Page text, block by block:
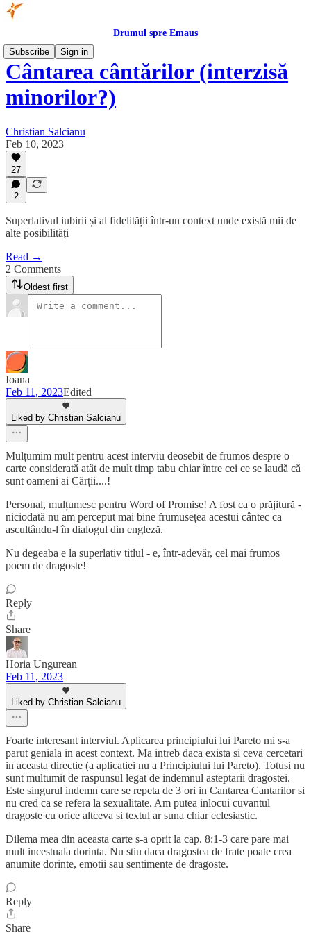
Drumul spre Emaus
Subscribe
Sign in
Cântarea cântărilor (interzisă
minorilor?)
Christian Salcianu
Feb 10, 2023
27
2
Superlativul iubirii și al fidelității într-un context unde există mii de
alte posibilități
Read →
2 Comments
Oldest first
Ioana
Feb 11, 2023Edited
Liked by Christian Salcianu
Mulțumim mult pentru acest interviu deosebit de frumos despre o
carte considerată atât de mult timp tabu chiar între cei ce se laudă că
sunt oameni ai Cărții....!
Personal, mulțumesc pentru Word of Promise! A fost ca o prăjitură -
niciodată nu am perceput mai bine frumusețea acestui cântec ca
ascultându-l în dialogul din engleză.
Nu degeaba e la superlativ titlul - e, într-adevăr, cel mai frumos
poem de dragoste!
Reply
Share
Horia Ungurean
Feb 11, 2023
Liked by Christian Salcianu
Foarte interesant interviul. Aplicarea principiului lui Pareto mi s-a
parut geniala in acest context. Ma intreb daca exista si ceva cercetari
in aceasta directie (a aplicatiei nu a Principiului lui Pareto). Totusi nu
sunt multumit de raspunsul legat de indemnul asteptarii dragostei.
Este singurul indemn care se repeta de 3 ori in Cantarea Cantarilor si
nu cred ca se refera la sexualitate. Am putea inlocui cuvantul
dragoste cu orice altceva si textul ar suna chiar eclesiastic.
Dilema mea din aceasta carte s-a oprit la cap. 8:1-3 care pare mai
mult incestuala dorinta. Nu stiu daca dragostea de frate poate crea
anumite dorinte, emotii sau sentimente de dragoste.
Reply
Share